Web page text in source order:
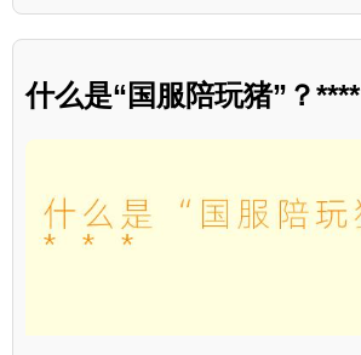
什么是“国服陪玩猪”？****